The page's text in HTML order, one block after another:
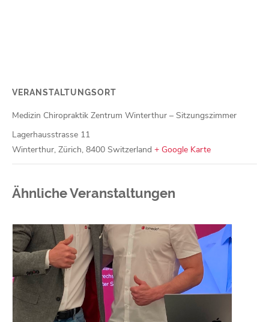
VERANSTALTUNGSORT
Medizin Chiropraktik Zentrum Winterthur – Sitzungszimmer
Lagerhausstrasse 11
Winterthur, Zürich, 8400 Switzerland + Google Karte
Ähnliche Veranstaltungen